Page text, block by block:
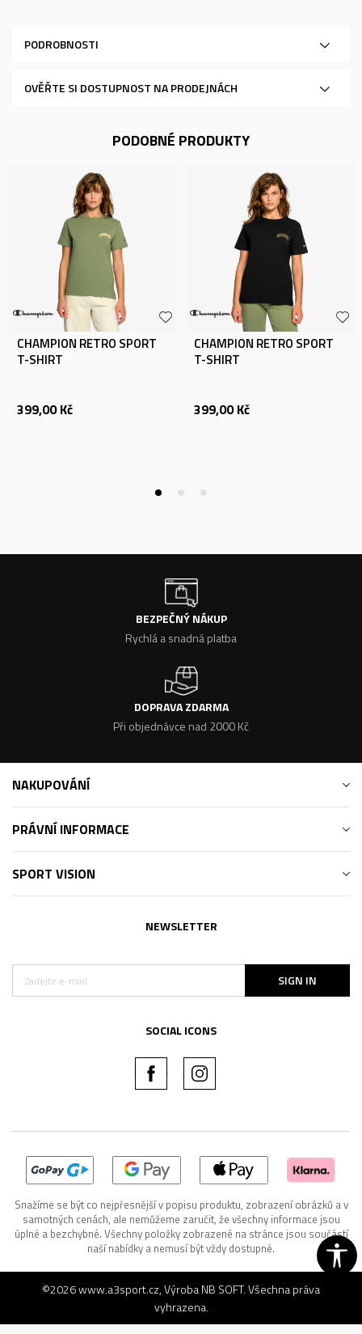
PODROBNOSTI
OVĚŘTE SI DOSTUPNOST NA PRODEJNÁCH
PODOBNÉ PRODUKTY
CHAMPION RETRO SPORT
T-SHIRT
399,00 Kč
CHAMPION RETRO SPORT
T-SHIRT
399,00 Kč
BEZPEČNÝ NÁKUP
Rychlá a snadná platba
DOPRAVA ZDARMA
Při objednávce nad 2000 Kč
NAKUPOVÁNÍ
PRÁVNÍ INFORMACE
SPORT VISION
NEWSLETTER
SIGN IN
SOCIAL ICONS
Snažíme se být co nejpřesnější v popisu produktu, zobrazení obrázků a v
samotných cenách, ale nemůžeme zaručit, že všechny informace jsou
úplné a bezchybné. Všechny položky zobrazené na stránce jsou součástí
naší nabídky a nemusí být vždy dostupné.
©2026www.a3sport.cz, VýrobaNB SOFT. Všechna práva
vyhrazena.